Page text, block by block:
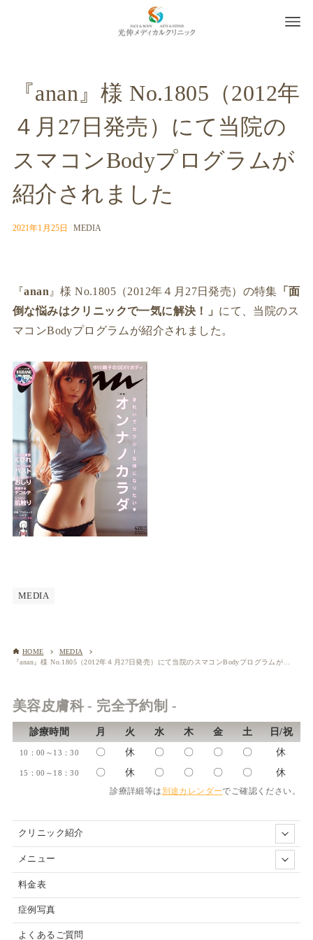
『anan』様 No.1805（2012年
４月27日発売）にて当院の
スマコンBodyプログラムが
紹介されました
2021年1月25日 MEDIA
『anan 』様 No.1805（2012年４月27日発売）の特集 「面
倒な悩みはクリニックで一気に解決！」 にて、当院のス
マコンBodyプログラムが紹介されました。
MEDIA
HOME
MEDIA
美容皮膚科 - 完全予約制 -
診療時間 月 火 水 木 金 土 日/祝
10：00～13：30 〇 休 〇 〇 〇 〇 休
15：00～18：30 〇 休 〇 〇 〇 〇 休
診療詳細等は 別途カレンダーでご確認ください。
クリニック紹介
メニュー
料金表
症例写真
よくあるご質問